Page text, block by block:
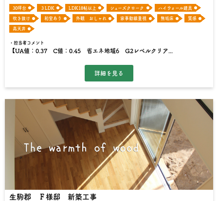
30坪台 ３LDK LDK18帖以上 シューズクローク ハイウォール建具
吹き抜け 和室あり 外観 おしゃれ 家事動線重視 無垢床 質感
高天井
担当者コメント
【UA値：0.37 C値：0.45 省エネ地域6 G2レベルクリア...
生駒郡 Ｆ様邸 新築工事